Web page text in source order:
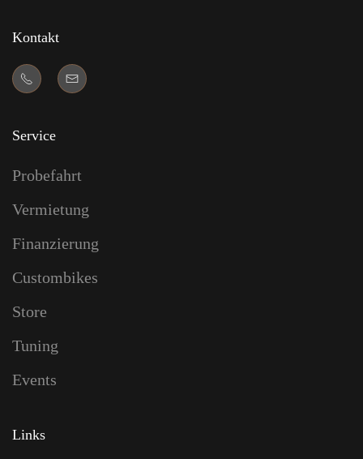
Kontakt
Service
Probefahrt
Vermietung
Finanzierung
Custombikes
Store
Tuning
Events
Links